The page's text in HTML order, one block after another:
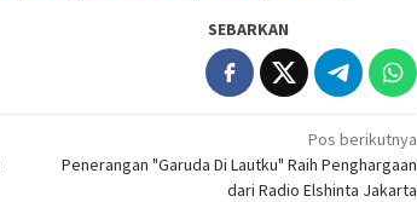
SEBARKAN
Pos berikutnya
Penerangan "Garuda Di Lautku" Raih Penghargaan
dari Radio Elshinta Jakarta